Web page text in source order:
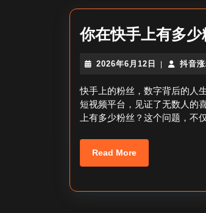
你在快手上有多
2026年6月12日
2026
6
月
12
日
抖音
快手上的粉丝，数字背后的人
短视频平台，见证了无数人的
上有多少粉丝？这个问题，不
Read MoreRead
More